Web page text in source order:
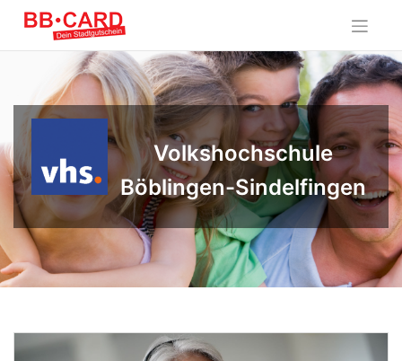
Volkshochschule
Böblingen-Sindelfingen